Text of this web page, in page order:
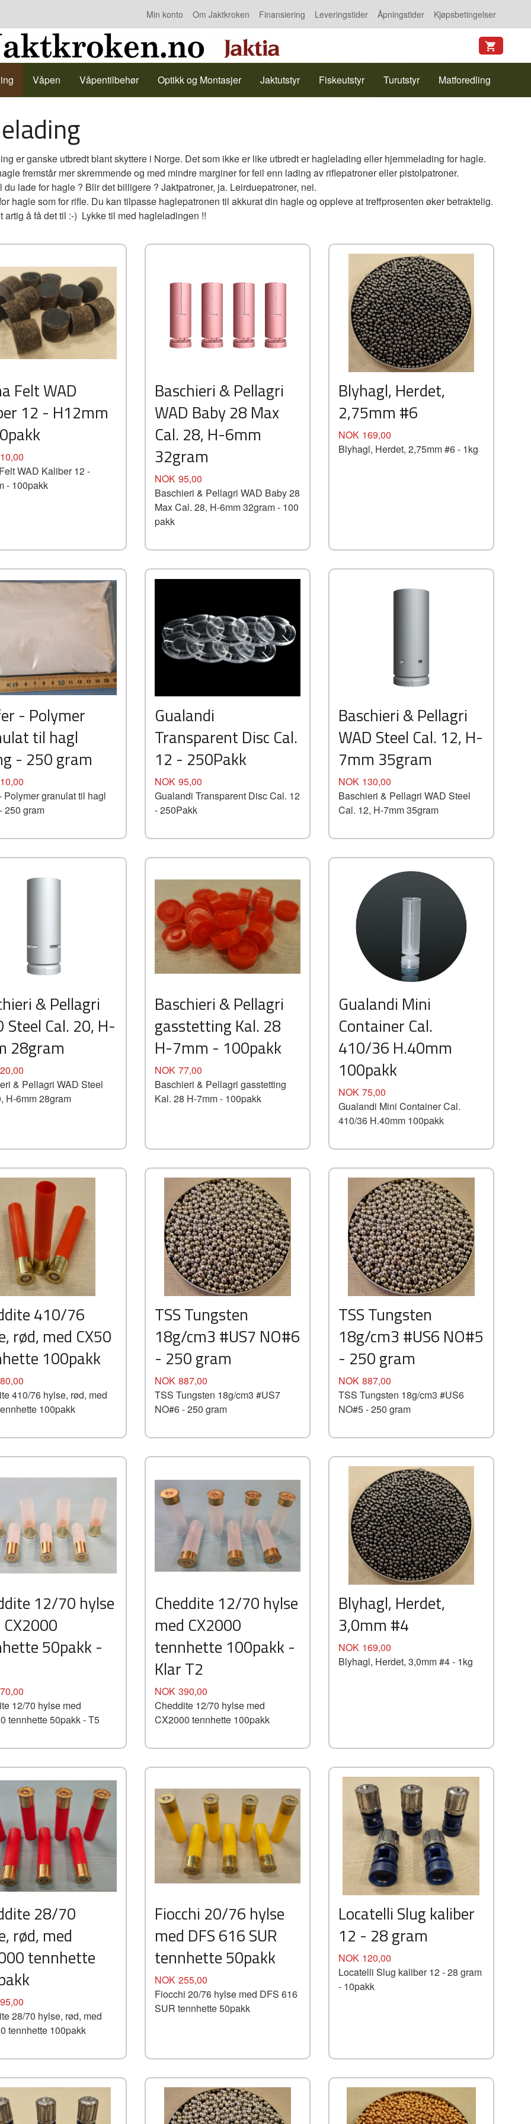
Min konto Om Jaktkroken Finansiering Leveringstider Åpningstider Kjøpsbetingelser
Kontakt oss
Våpen Våpentilbehør Optikk og Montasjer Jaktutstyr Fiskeutstyr Turutstyr Matforedling
er ganske utbredt blant skyttere i Norge. Det som ikke er like utbredt er haglelading eller hjemmelading for hagle.
fremstår mer skremmende og med mindre marginer for feil enn lading av riflepatroner eller pistolpatroner.
du lade for hagle ? Blir det billigere ? Jaktpatroner, ja. Leirduepatroner, nei.
hagle som for rifle. Du kan tilpasse haglepatronen til akkurat din hagle og oppleve at treffprosenten øker betraktelig.
artig å få det til :-) Lykke til med hagleladingen !!
Felt WAD
12 - H12mm
WAD Kaliber 12 -
- 100pakk
Baschieri & Pellagri
WAD Baby 28 Max
Cal. 28, H-6mm
32gram
Pris
NOK 95,00
Baschieri & Pellagri WAD Baby 28
Max Cal. 28, H-6mm 32gram - 100
pakk
Les mer
Blyhagl, Herdet,
2,75mm #6
Pris
NOK 169,00
Blyhagl, Herdet, 2,75mm #6 - 1kg
- Polymer
til hagl
- 250 gram
Polymer granulat til hagl
250 gram
Kjøp
Gualandi
Transparent Disc Cal.
12 - 250Pakk
Pris
NOK 95,00
Gualandi Transparent Disc Cal. 12
- 250Pakk
Baschieri & Pellagri
WAD Steel Cal. 12, H-
7mm 35gram
Pris
NOK 130,00
Baschieri & Pellagri WAD Steel
Cal. 12, H-7mm 35gram
& Pellagri
Steel Cal. 20, H-
28gram
& Pellagri WAD Steel
H-6mm 28gram
Kjøp
Les mer
Baschieri & Pellagri
gasstetting Kal. 28
H-7mm - 100pakk
Pris
NOK 77,00
Baschieri & Pellagri gasstetting
Kal. 28 H-7mm - 100pakk
Kjøp
Les mer
Gualandi Mini
Container Cal.
410/36 H.40mm
100pakk
Pris
NOK 75,00
Gualandi Mini Container Cal.
410/36 H.40mm 100pakk
Kjøp
Les mer
410/76
rød, med CX50
100pakk
410/76 hylse, rød, med
100pakk
Kjøp
TSS Tungsten
18g/cm3 #US7 NO#6
- 250 gram
Pris
NOK 887,00
TSS Tungsten 18g/cm3 #US7
NO#6 - 250 gram
TSS Tungsten
18g/cm3 #US6 NO#5
- 250 gram
Pris
NOK 887,00
TSS Tungsten 18g/cm3 #US6
NO#5 - 250 gram
12/70 hylse
50pakk -
12/70 hylse med
tennhette 50pakk - T5
Kjøp
Les mer
Cheddite 12/70 hylse
med CX2000
tennhette 100pakk -
Klar T2
Pris
NOK 390,00
Cheddite 12/70 hylse med
CX2000 tennhette 100pakk
Kjøp
Les mer
Blyhagl, Herdet,
3,0mm #4
Pris
NOK 169,00
Blyhagl, Herdet, 3,0mm #4 - 1kg
28/70
rød, med
tennhette
28/70 hylse, rød, med
tennhette 100pakk
Fiocchi 20/76 hylse
med DFS 616 SUR
tennhette 50pakk
Pris
NOK 255,00
Fiocchi 20/76 hylse med DFS 616
SUR tennhette 50pakk
Kjøp
Les mer
Locatelli Slug kaliber
12 - 28 gram
Pris
NOK 120,00
Locatelli Slug kaliber 12 - 28 gram
- 10pakk